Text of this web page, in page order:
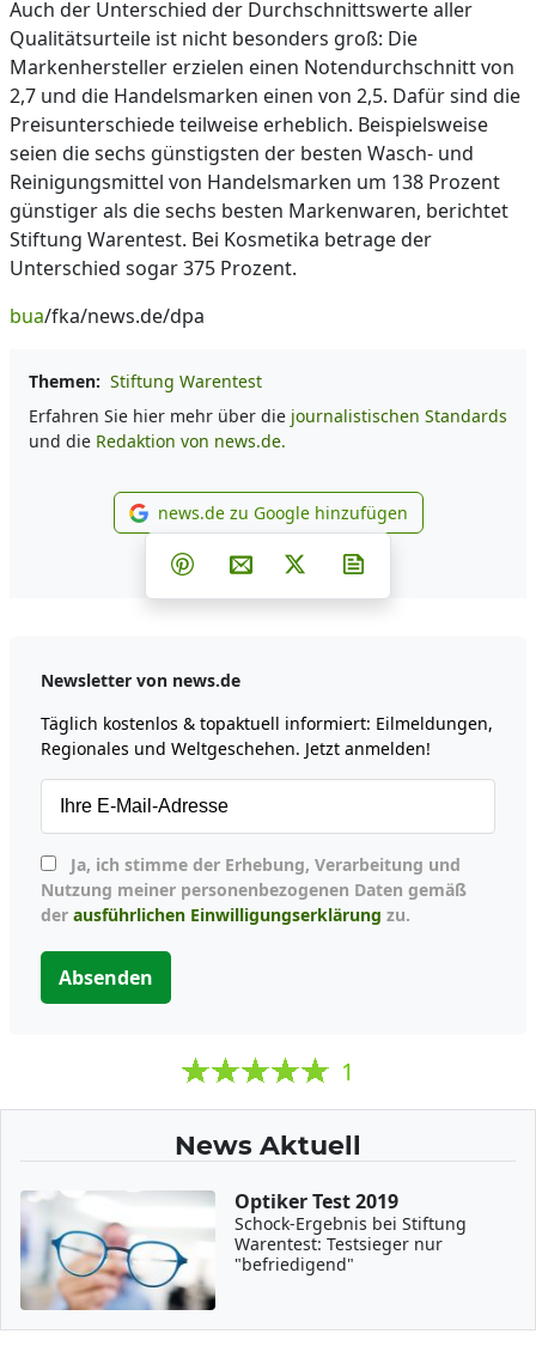
Auch der Unterschied der Durchschnittswerte aller
Qualitätsurteile ist nicht besonders groß: Die
Markenhersteller erzielen einen Notendurchschnitt von
2,7 und die Handelsmarken einen von 2,5. Dafür sind die
Preisunterschiede teilweise erheblich. Beispielsweise
seien die sechs günstigsten der besten Wasch- und
Reinigungsmittel von Handelsmarken um 138 Prozent
günstiger als die sechs besten Markenwaren, berichtet
Stiftung Warentest. Bei Kosmetika betrage der
Unterschied sogar 375 Prozent.
bua/fka/news.de/dpa
Themen: Stiftung Warentest
Erfahren Sie hier mehr über die journalistischen Standards
und die Redaktion von news.de.
news.de zu Google
news.de zu Google hinzufügen
Teilen auf Facebook
Teilen auf Whatsapp
Teilen auf Telegram
Teilen auf Pinterest
Per E-Mail teilen
Post auf X
Newsletter von news.de
Täglich kostenlos & topaktuell informiert: Eilmeldungen,
Regionales und Weltgeschehen. Jetzt anmelden!
Nutzung meiner personenbezogenen Daten gemäß
der ausführlichen Einwilligungserklärung zu.
Absenden
1
News Aktuell
Optiker Test 2019
Schock-Ergebnis bei Stiftung
Warentest: Testsieger nur
"befriedigend"